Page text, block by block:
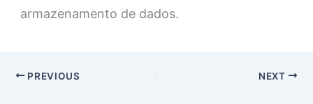
armazenamento de dados.
PREVIOUS NEXT